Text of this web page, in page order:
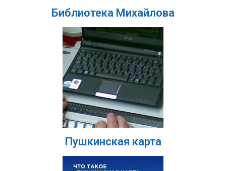
Библиотека Михайлова
Пушкинская карта